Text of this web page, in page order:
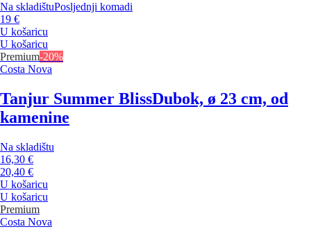
Na skladištuPosljednji komadi
19 €
U košaricu
U košaricu
Premium-20%
Costa Nova
Tanjur Summer BlissDubok, ø 23 cm, od
kamenine
Na skladištu
16,30 €
20,40 €
U košaricu
U košaricu
Premium
Costa Nova